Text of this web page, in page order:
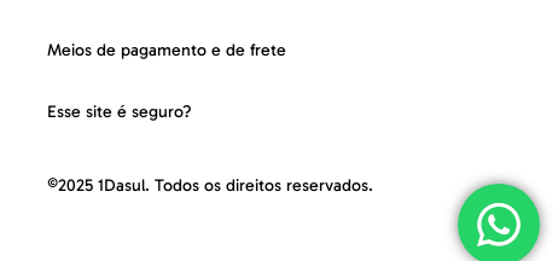
Meios de pagamento e de frete
Esse site é seguro?
©2025 1Dasul. Todos os direitos reservados.